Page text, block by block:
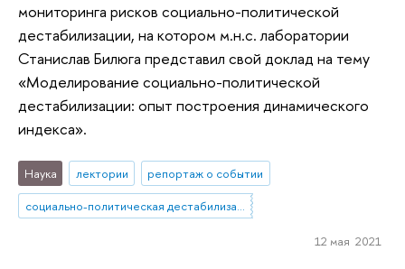
мониторинга рисков социально-политической
дестабилизации, на котором м.н.с. лаборатории
Станислав Билюга представил свой доклад на тему
«Моделирование социально-политической
дестабилизации: опыт построения динамического
индекса».
Наука лектории
репортаж о событии
социально-политическая дестабилизация
12 мая 2021